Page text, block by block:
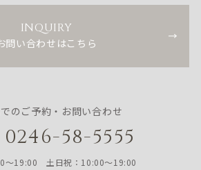
INQUIRY
問い合わせはこちら
のご予約・お問い合わせ
58-5555
〜19:00 土日祝：10:00〜19:00